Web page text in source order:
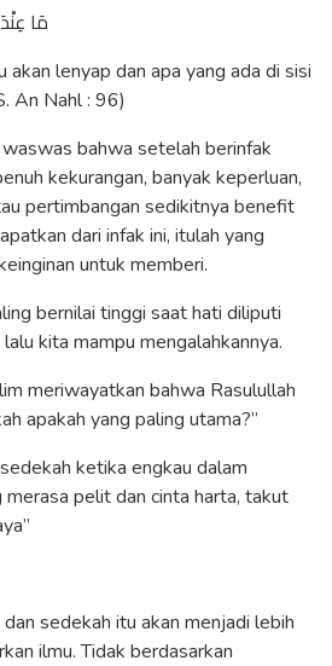
مَا
akan lenyap dan apa yang ada di sisi
An Nahl : 96)
bahwa setelah berinfak
kekurangan, banyak keperluan,
pertimbangan sedikitnya benefit
dari infak ini, itulah yang
untuk memberi.
bernilai tinggi saat hati diliputi
kita mampu mengalahkannya.
meriwayatkan bahwa Rasulullah
apakah yang paling utama?”
ketika engkau dalam
pelit dan cinta harta, takut
sedekah itu akan menjadi lebih
ilmu. Tidak berdasarkan